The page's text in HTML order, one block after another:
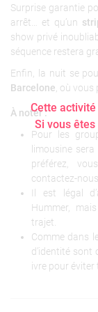
Cette
Si vous
Surprise garantie
arrêt… et qu’un
show privé
séquence restera
Enfin, la nuit se
Barcelone, où vous
À noter :
Pour les
limousine
préférez,
contactez-
Il est légal
Hummer,
trajet.
Comme dans
d’identité sont
ivre pour éviter